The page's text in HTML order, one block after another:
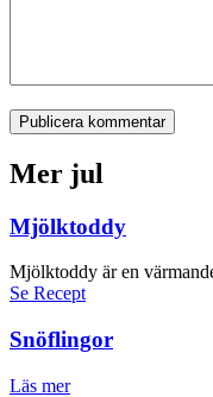
Publicera kommentar
Mer jul
Mjölktoddy
Mjölktoddy är en
Se Recept
Snöflingor
Läs mer